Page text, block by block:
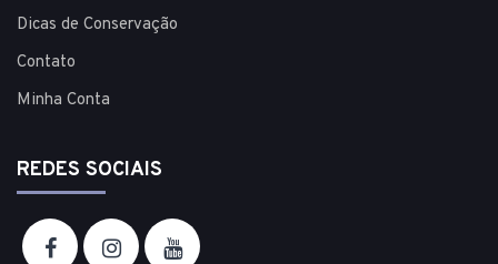
Dicas de Conservação
Contato
Minha Conta
REDES SOCIAIS